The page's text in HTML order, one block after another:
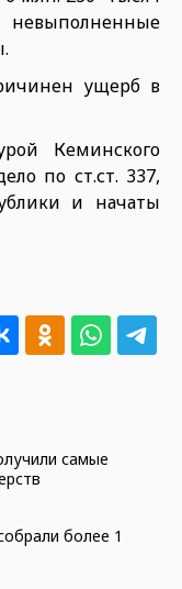
ущерб в
Кеминского
по ст.ст. 337,
и начаты
самые
более 1